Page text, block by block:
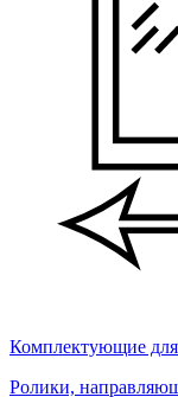
Комплектующие
Ролики,